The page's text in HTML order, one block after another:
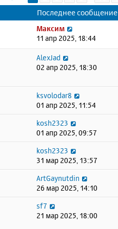
Последнее сообщение
Максим
11 апр 2025, 18:44
AlexJad
02 апр 2025, 18:30
ksvolodar8
01 апр 2025, 11:54
kosh2323
01 апр 2025, 09:57
kosh2323
31 мар 2025, 13:57
ArtGaynutdin
26 мар 2025, 14:10
sf7
21 мар 2025, 18:00